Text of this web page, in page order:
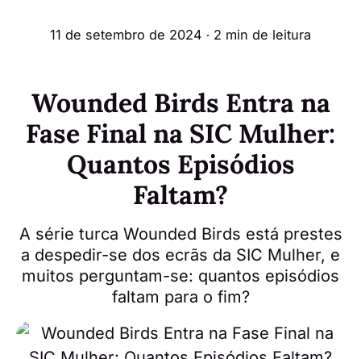
11 de setembro de 2024 ∙ 2 min de leitura
Wounded Birds Entra na
Fase Final na SIC Mulher:
Quantos Episódios
Faltam?
A série turca Wounded Birds está prestes
a despedir-se dos ecrãs da SIC Mulher, e
muitos perguntam-se: quantos episódios
faltam para o fim?